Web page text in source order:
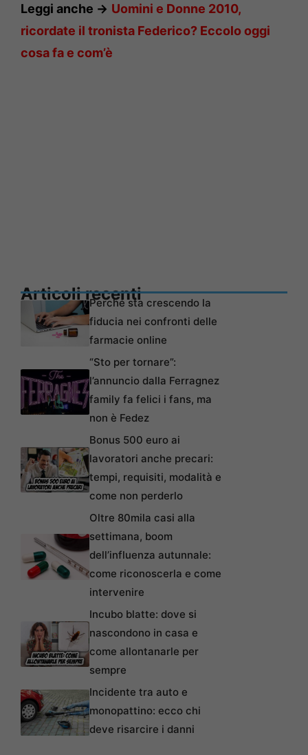
Leggi anche -> Uomini e Donne 2010,
ricordate il tronista Federico? Eccolo oggi
cosa fa e com’è
Articoli recentiPerché sta crescendo la
fiducia nei confronti delle
farmacie online
“Sto per tornare”:
l’annuncio dalla Ferragnez
family fa felici i fans, ma
non è Fedez
Bonus 500 euro ai
lavoratori anche precari:
tempi, requisiti, modalità e
come non perderlo
Oltre 80mila casi alla
settimana, boom
dell’influenza autunnale:
come riconoscerla e come
intervenire
Incubo blatte: dove si
nascondono in casa e
come allontanarle per
sempre
Incidente tra auto e
monopattino: ecco chi
deve risarcire i danni